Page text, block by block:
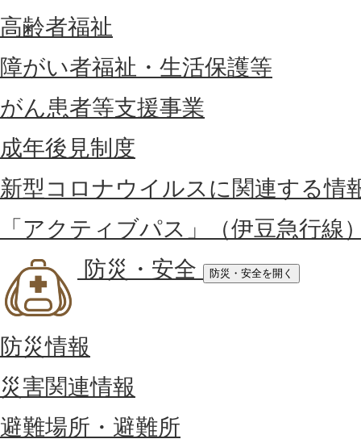
高齢者福祉
障がい者福祉・生活保護等
がん患者等支援事業
成年後見制度
新型コロナウイルスに関連する情
「アクティブパス」（伊豆急行線
防災・安全
防災・安全を開く
防災情報
災害関連情報
避難場所・避難所